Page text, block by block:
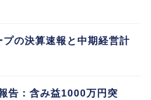
の決算速報と中期経営計
告：含み益1000万円突